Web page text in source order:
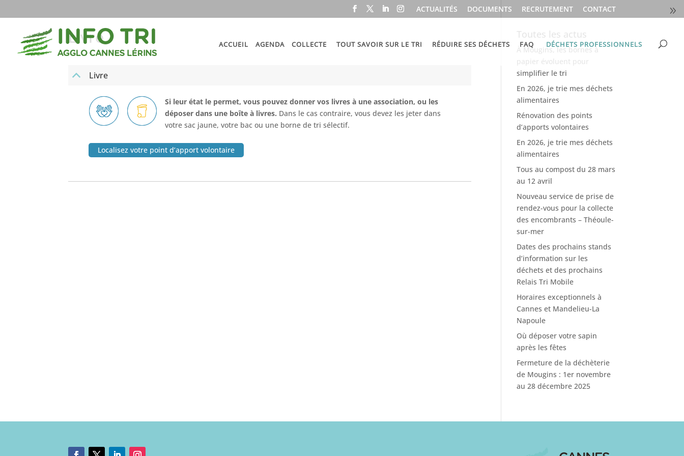
ACTUALITÉS DOCUMENTS RECRUTEMENT CONTACT
ACCUEIL AGENDA COLLECTE TOUT SAVOIR SUR LE TRI RÉDUIRE SES DÉCHETS FAQ DÉCHETS PROFESSIONNELS
Livre
B Livre
Si leur état le permet, vous pouvez donner vos livres à une association, ou les
déposer dans une boîte à livres. Dans le cas contraire, vous devez les jeter dans
votre sac jaune, votre bac ou une borne de tri sélectif.
Localisez votre point d’apport volontaire
Toutes les actus
À Mougins, les bornes à
papier évoluent pour
simplifier le tri
En 2026, je trie mes déchets
alimentaires
Rénovation des points
d’apports volontaires
En 2026, je trie mes déchets
alimentaires
Tous au compost du 28 mars
au 12 avril
Nouveau service de prise de
rendez-vous pour la collecte
des encombrants – Théoule-
sur-mer
Dates des prochains stands
d’information sur les
déchets et des prochains
Relais Tri Mobile
Horaires exceptionnels à
Cannes et Mandelieu-La
Napoule
Où déposer votre sapin
après les fêtes
Fermeture de la déchèterie
de Mougins : 1er novembre
au 28 décembre 2025